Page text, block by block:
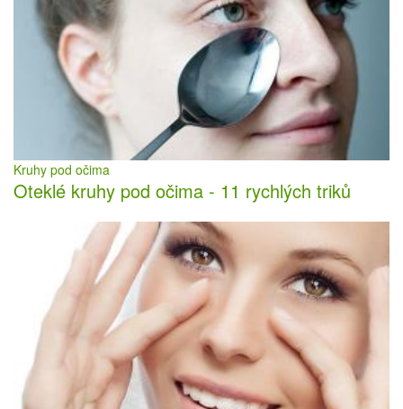
Kruhy pod očima
Oteklé kruhy pod očima - 11 rychlých triků